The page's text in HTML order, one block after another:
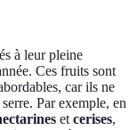
à leur pleine
Ces fruits sont
car ils ne
Par exemple, en
etcerises,